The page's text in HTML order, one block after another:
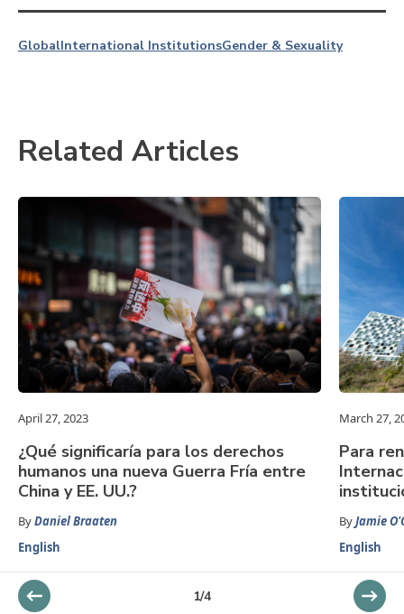
GlobalInternational InstitutionsGender & Sexuality
Related Articles
April 27, 2023
¿Qué significaría para los derechos
humanos una nueva Guerra Fría entre
China y EE. UU.?
ByDaniel Braaten
English
March 27,
Para
ByJamie
English
1/4